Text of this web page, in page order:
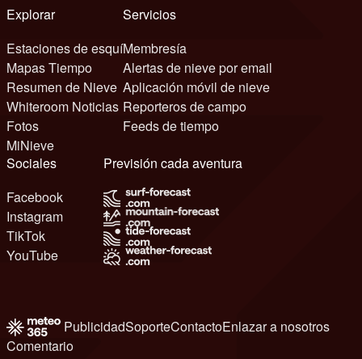
Explorar
Estaciones de esquí
Mapas Tiempo
Resumen de Nieve
Whiteroom Noticias
Fotos
MiNieve
Servicios
Membresía
Alertas de nieve por email
Aplicación móvil de nieve
Reporteros de campo
Feeds de tiempo
Sociales
Facebook
Instagram
TikTok
YouTube
Previsión cada aventura
PublicidadSoporteContactoEnlazar a nosotros
Comentario